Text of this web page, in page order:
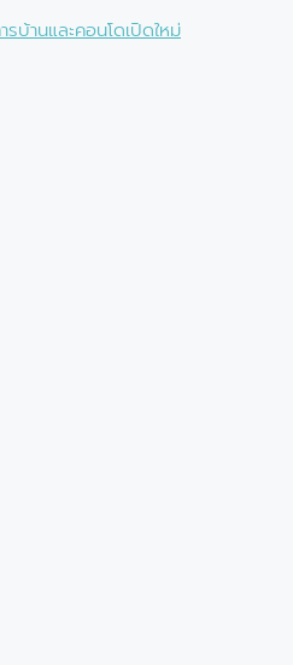
รบ้านและคอนโดเปิดใหม่